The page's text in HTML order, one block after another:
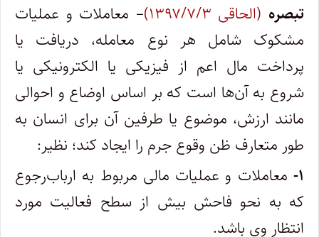
تبصره (الحاقی ۱۳۹۷/۷/۳)
– معاملات و عملیات
مشکوک شامل هر نوع معامله، دریافت یا
پرداخت مال اعم از فیزیکی یا الکترونیکی یا
شروع به آن‌ها است که بر اساس اوضاع و احوالی
مانند ارزش، موضوع یا طرفین آن برای انسان به
طور متعارف ظن وقوع جرم را ایجاد کند؛ نظیر:
۱- معاملات و عملیات مالی مربوط به ارباب‌رجوع
که به نحو فاحش بیش از سطح فعالیت مورد
انتظار وی باشد.